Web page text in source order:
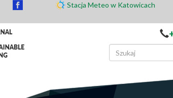
Stacja Meteo w Katowicach
Formularz